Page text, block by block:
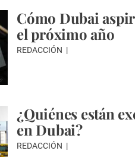
Cómo Dubai
el próximo año
REDACCIÓN
¿Quiénes están
en Dubai?
REDACCIÓN